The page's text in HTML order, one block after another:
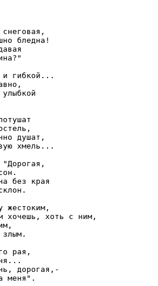
бледна!
и гибкой...
душат,
хмель...
без края
жестоким,
хочешь, хоть с ним,
рая,
дорогая,-